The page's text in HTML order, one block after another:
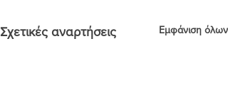
Σχετικές αναρτήσεις Εμφάνιση όλων